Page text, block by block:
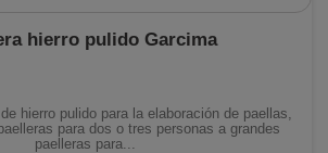
hierro pulido Garcima
hierro pulido para la elaboración de paellas,
para dos o tres personas a grandes
paelleras para...